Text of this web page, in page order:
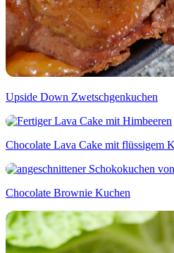
Upside Down Zwetschgenkuchen
Chocolate Lava Cake mit flüssigem
Chocolate Brownie Kuchen